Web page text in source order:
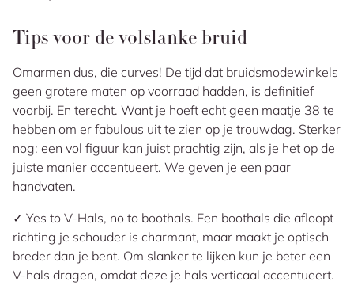
Tips voor de volslanke bruid
Omarmen dus, die curves! De tijd dat bruidsmodewinkels
geen grotere maten op voorraad hadden, is definitief
voorbij. En terecht. Want je hoeft echt geen maatje 38 te
hebben om er fabulous uit te zien op je trouwdag. Sterker
nog: een vol figuur kan juist prachtig zijn, als je het op de
juiste manier accentueert. We geven je een paar
handvaten.
✓ Yes to V-Hals, no to boothals. Een boothals die afloopt
richting je schouder is charmant, maar maakt je optisch
breder dan je bent. Om slanker te lijken kun je beter een
V-hals dragen, omdat deze je hals verticaal accentueert.